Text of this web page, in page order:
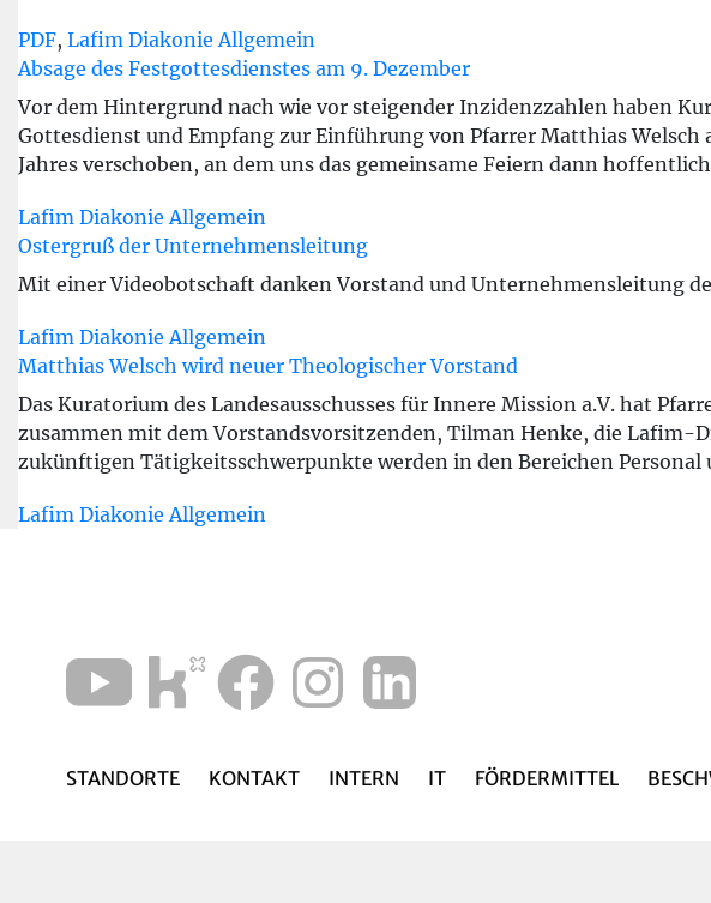
PDF, Lafim Diakonie Allgemein
Absage des Festgottesdienstes am 9. Dezember
Vor dem Hintergrund nach wie vor steigender Inzidenzzahlen haben
Gottesdienst und Empfang zur Einführung von Pfarrer Matthias
Jahres verschoben, an dem uns das gemeinsame Feiern dann
Lafim Diakonie Allgemein
Ostergruß der Unternehmensleitung
Mit einer Videobotschaft danken Vorstand und Unternehmensleitung
Lafim Diakonie Allgemein
Matthias Welsch wird neuer Theologischer Vorstand
Das Kuratorium des Landesausschusses für Innere Mission a.V. hat
zusammen mit dem Vorstandsvorsitzenden, Tilman Henke, die
zukünftigen Tätigkeitsschwerpunkte werden in den Bereichen Personal
Lafim Diakonie Allgemein
STANDORTE KONTAKT INTERN IT FÖRDERMITTEL